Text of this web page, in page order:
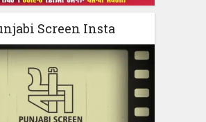
Screen Insta